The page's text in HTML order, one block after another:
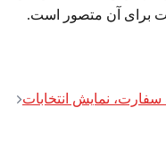
برای آن متصور است.
نمایش انتخابات